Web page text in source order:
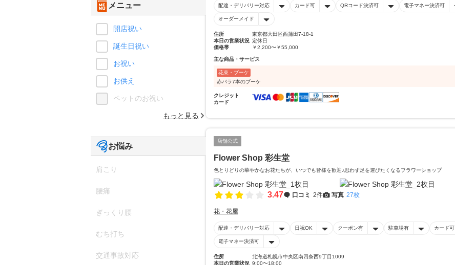
配達・デリバリー対応 カード可 QRコード決済可 電子マネー決済可
オーダーメイド
住所
東京都大田区西蒲田7-18-1
本日の営業状況 定休日
価格帯
￥2,200〜￥55,000
主な商品・サービス
花束・ブーケ
赤バラ7本のブーケ
クレジット
カード
店舗公式
Flower Shop 彩生堂
色とりどりの華やかなお花たちが、いつでも皆様を歓迎♪思わず足を運びたくなるフラワーショップ
3.47 口コミ 2件 写真 27枚
花・花屋
配達・デリバリー対応 日祝OK クーポン有 駐車場有 カード可
電子マネー決済可
住所
北海道札幌市中央区南四条西9丁目1009
本日の営業状況 9:00〜18:00
メニュー
開店祝い
誕生日祝い
お祝い
お供え
ペットのお祝い
もっと見る
お悩み
肩こり
腰痛
ぎっくり腰
むち打ち
交通事故対応